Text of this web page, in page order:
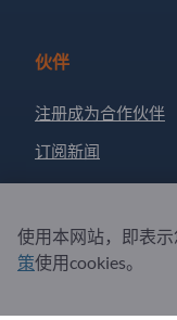
伙伴
注册成为合作伙伴
订阅新闻
有问题吗？
问题和回答
我们提供的服务
使用本网站，即表
策使用cookies。